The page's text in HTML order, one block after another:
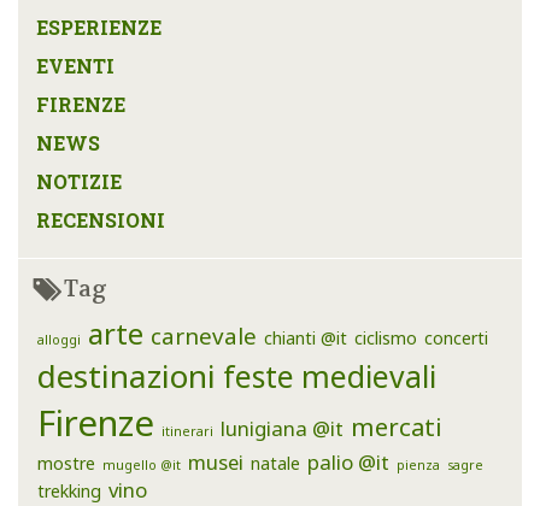
ESPERIENZE
EVENTI
FIRENZE
NEWS
NOTIZIE
RECENSIONI
Tag
alloggi arte carnevale chianti @it ciclismo concerti
destinazioni feste medievali
Firenze itinerari lunigiana @it mercati
mostre mugello @it musei natale palio @it pienza sagre
trekking vino